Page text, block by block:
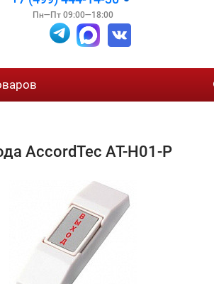
Пн—Пт 09:00—18:00
AccordTec AT-H01-P